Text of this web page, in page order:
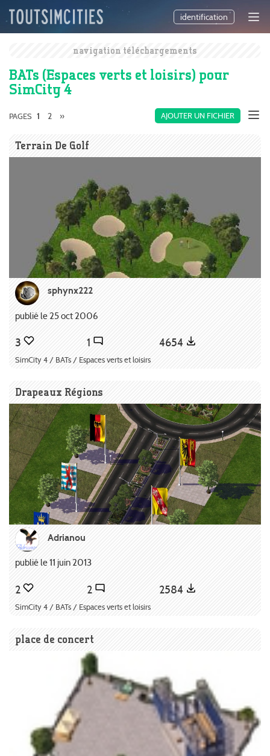
identification
navigation téléchargements
BATs (Espaces verts et loisirs) pour
SimCity 4
AJOUTER UN FICHIER
PAGES 1 2 »
Terrain De Golf
sphynx222
publié le 25 oct 2006
3 1 4654
SimCity 4 / BATs / Espaces verts et loisirs
Drapeaux Régions
Adrianou
publié le 11 juin 2013
2 2 2584
SimCity 4 / BATs / Espaces verts et loisirs
place de concert